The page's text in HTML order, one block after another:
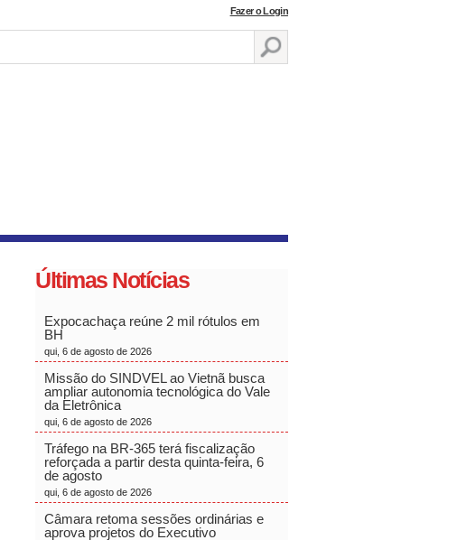
Fazer o Login
Últimas Notícias
Expocachaça reúne 2 mil rótulos em
BH
qui, 6 de agosto de 2026
Missão do SINDVEL ao Vietnã busca
ampliar autonomia tecnológica do Vale
da Eletrônica
qui, 6 de agosto de 2026
Tráfego na BR-365 terá fiscalização
reforçada a partir desta quinta-feira, 6
de agosto
qui, 6 de agosto de 2026
Câmara retoma sessões ordinárias e
aprova projetos do Executivo